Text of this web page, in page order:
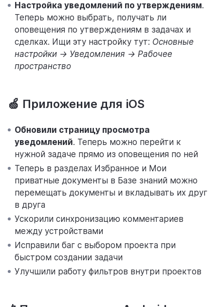
Настройка уведомлений по утверждениям.
Теперь можно выбрать, получать ли
оповещения по утверждениям в задачах и
сделках. Ищи эту настройку тут: Основные
настройки → Уведомления → Рабочее
пространство
🍏 Приложение для iOS
Обновили страницу просмотра
уведомлений. Теперь можно перейти к
нужной задаче прямо из оповещения по ней
Теперь в разделах Избранное и Мои
приватные документы в Базе знаний можно
перемещать документы и вкладывать их друг
в друга
Ускорили синхронизацию комментариев
между устройствами
Исправили баг с выбором проекта при
быстром создании задачи
Улучшили работу фильтров внутри проектов